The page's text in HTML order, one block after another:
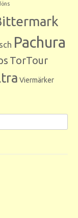
Pachura
TorTour
Viermärker